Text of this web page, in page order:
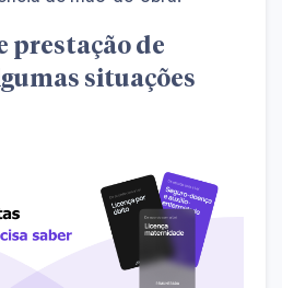
prestação de
situações